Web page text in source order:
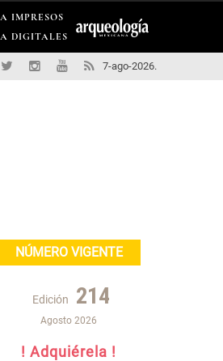
IMPRESOS
DIGITALES
7-ago-2026.
NÚMERO VIGENTE
Edición 214
Agosto 2026
! Adquiérela !